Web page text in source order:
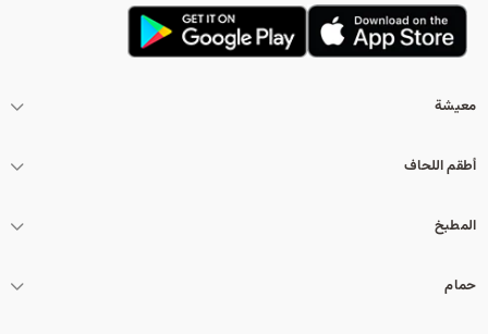
معيشة
أطقم اللحاف
المطبخ
حمام